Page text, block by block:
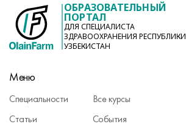
ОБРАЗОВАТЕЛЬНЫЙ
ПОРТАЛ
ДЛЯ СПЕЦИАЛИСТА
ЗДРАВООХРАНЕНИЯ РЕСПУБЛИКИ
УЗБЕКИСТАН
Меню
Специальности
Все курсы
Статьи
События